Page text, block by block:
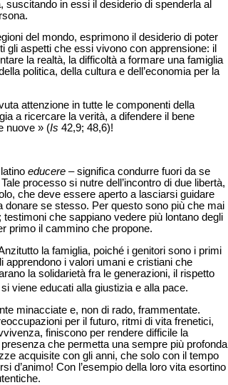
in essi il desiderio di spenderla al
del mondo, esprimono il desiderio di poter
aspetti che essi vivono con apprensione: il
la realtà, la difficoltà a formare una famiglia
politica, della cultura e dell’economia per la
attenzione in tutte le componenti della
a ricercare la verità, a difendere il bene
nuove » (Is 42,9; 48,6)!
educere – significa condurre fuori da se
processo si nutre dell’incontro di due libertà,
che deve essere aperto a lasciarsi guidare
donare se stesso. Per questo sono più che mai
che sappiano vedere più lontano degli
primo il cammino che propone.
la famiglia, poiché i genitori sono i primi
apprendono i valori umani e cristiani che
la solidarietà fra le generazioni, il rispetto
viene educati alla giustizia e alla pace.
minacciate e, non di rado, frammentate.
per il futuro, ritmi di vita frenetici,
finiscono per rendere difficile la
che permetta una sempre più profonda
acquisite con gli anni, che solo con il tempo
d’animo! Con l’esempio della loro vita esortino